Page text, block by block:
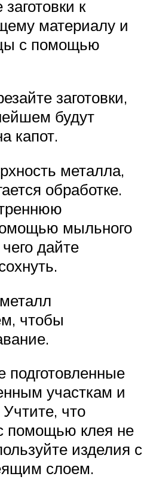
к
материалу и
с помощью
заготовки,
будут
капот.
металла,
обработке.
мыльного
дайте
чтобы
подготовленные
участкам и
что
помощью клея не
изделия с
слоем.